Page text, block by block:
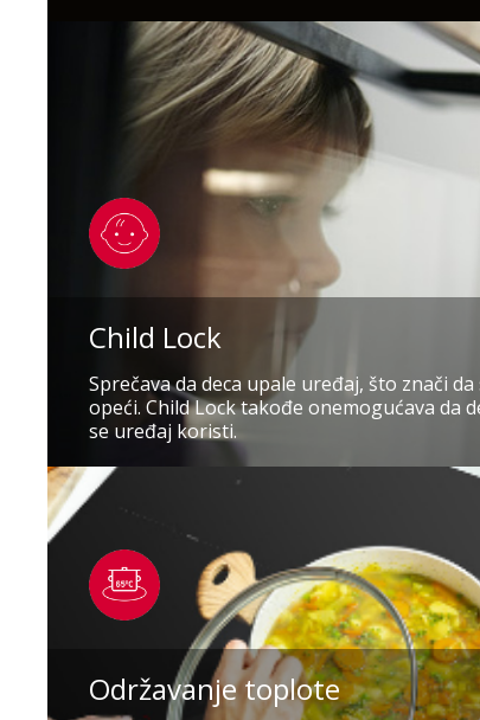
Child Lock
Sprečava da deca upale uređaj, što znači
opeći. Child Lock takođe onemogućava da
se uređaj koristi.
Održavanje toplote